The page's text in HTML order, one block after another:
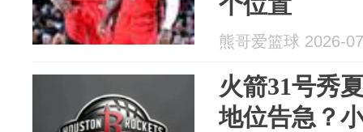
熊哥爱篮球 2026-
火箭31号秀
地位告急？